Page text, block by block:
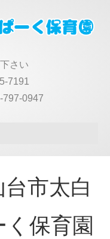
さい
7191
0947
市太白
保育園